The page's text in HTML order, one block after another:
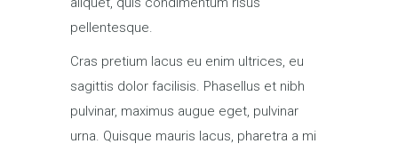
pellentesque.
Cras pretium lacus eu enim ultrices, eu
sagittis dolor facilisis. Phasellus et nibh
pulvinar, maximus augue eget, pulvinar
urna. Quisque mauris lacus, pharetra a mi